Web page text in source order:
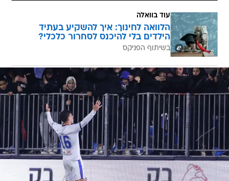
עוד בוואלה
הלוואה לחינוך: איך להשקיע בעתיד
הילדים בלי להיכנס לסחרור כלכלי?
בשיתוף הפניקס